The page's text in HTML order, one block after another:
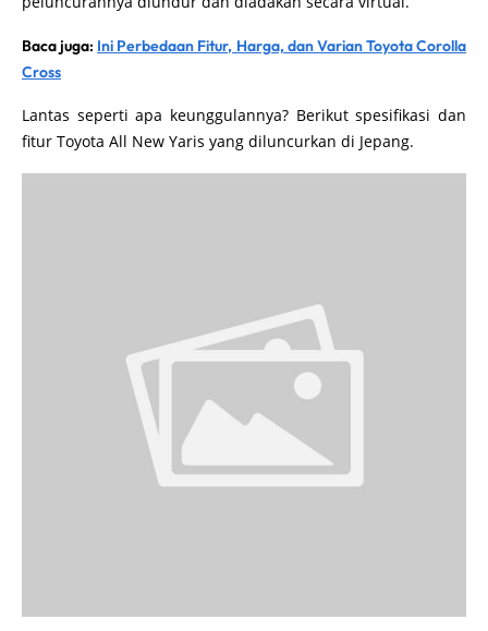
Baca juga: Ini Perbedaan Fitur, Harga, dan Varian Toyota Corolla
Cross
Lantas seperti apa keunggulannya? Berikut spesifikasi dan
fitur Toyota All New Yaris yang diluncurkan di Jepang.